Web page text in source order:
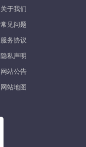
关于我们
常见问题
服务协议
隐私声明
网站公告
网站地图